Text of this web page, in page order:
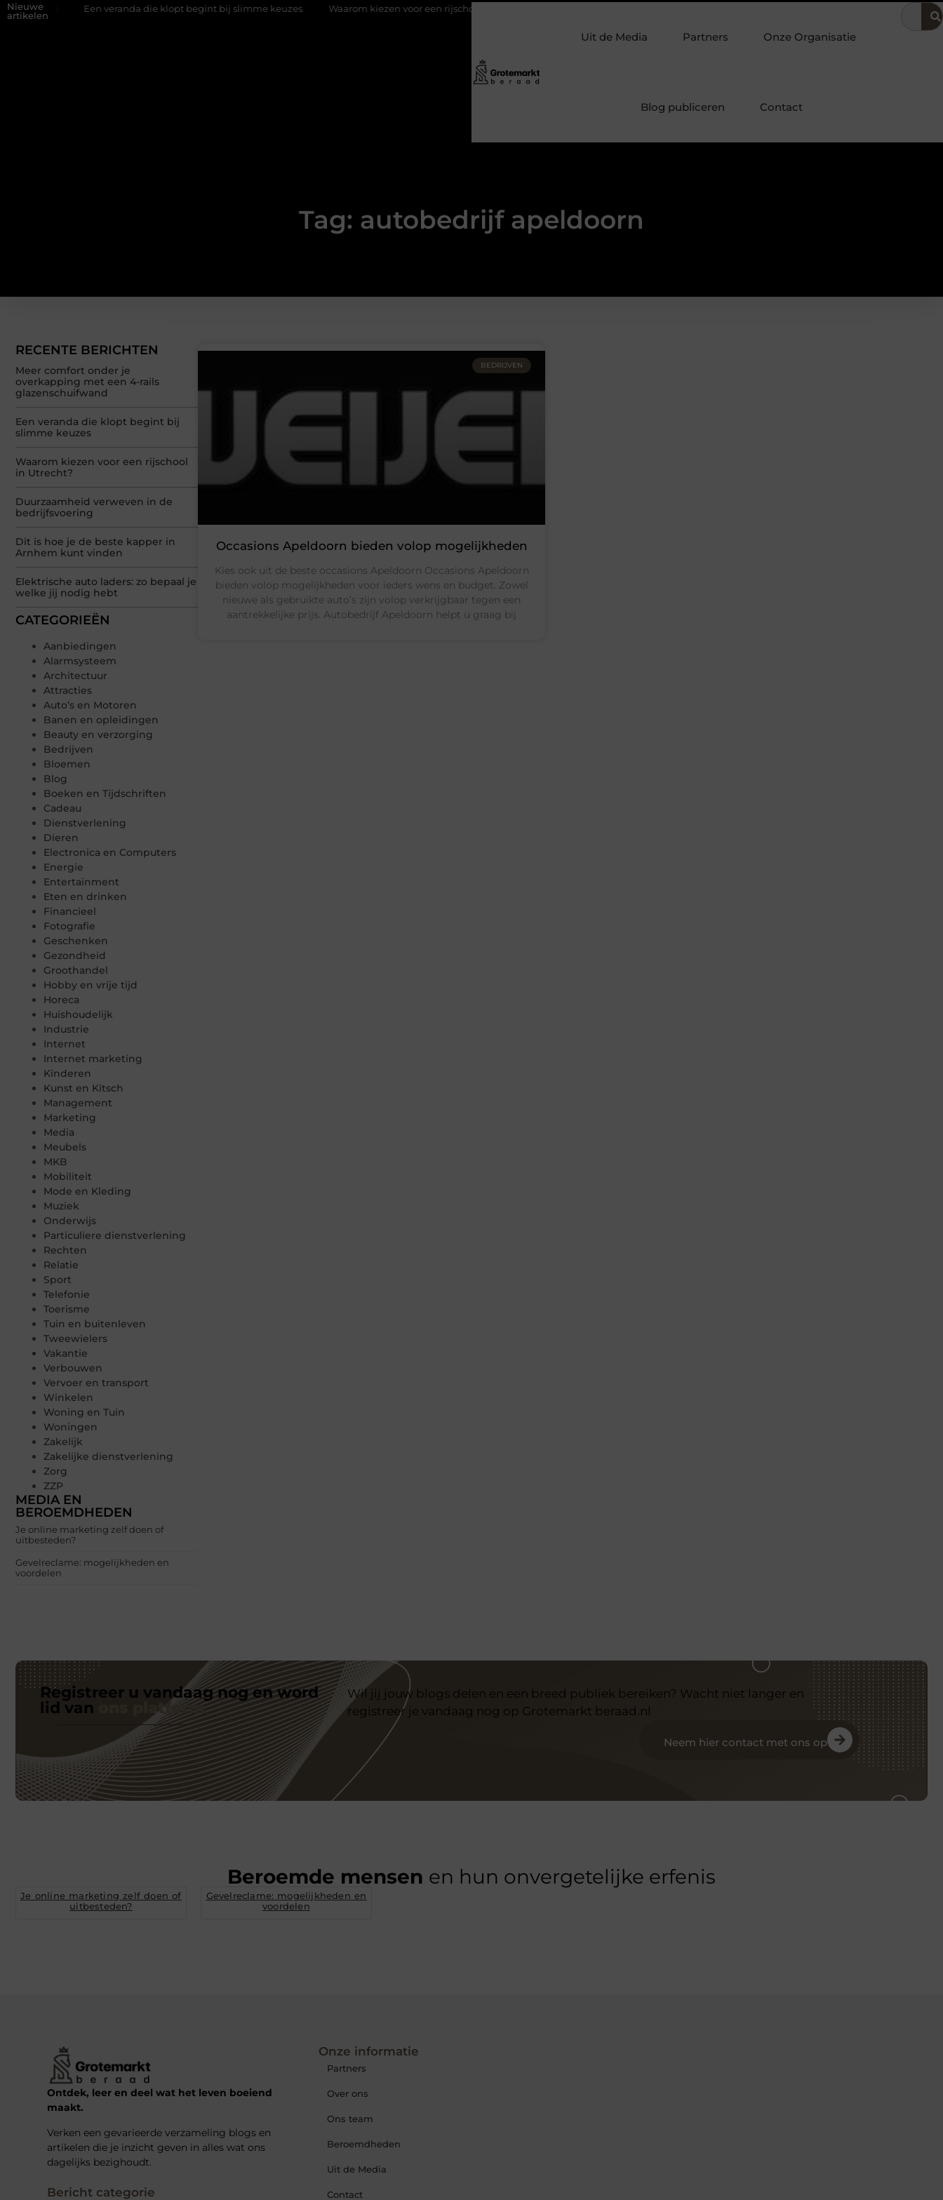
Nieuwe
artikelen
Een veranda die klopt begint bij slimme keuzes Waarom kiezen voor een rijschool in Utrecht? Dit is hoe je de beste kapper in
Uit de Media Partners Onze Organisatie
Blog publiceren Contact
Tag: autobedrijf apeldoorn
RECENTE BERICHTEN
Meer comfort onder je
overkapping met een 4-rails
glazenschuifwand
Een veranda die klopt begint bij
slimme keuzes
Waarom kiezen voor een rijschool
in Utrecht?
Duurzaamheid verweven in de
bedrijfsvoering
Dit is hoe je de beste kapper in
Arnhem kunt vinden
Elektrische auto laders: zo bepaal je
welke jij nodig hebt
CATEGORIEËN
Aanbiedingen
Alarmsysteem
Architectuur
Attracties
Auto’s en Motoren
Banen en opleidingen
Beauty en verzorging
Bedrijven
Bloemen
Blog
Boeken en Tijdschriften
Cadeau
Dienstverlening
Dieren
Electronica en Computers
Energie
Entertainment
Eten en drinken
Financieel
Fotografie
Geschenken
Gezondheid
Groothandel
Hobby en vrije tijd
Horeca
Huishoudelijk
Industrie
Internet
Internet marketing
Kinderen
Kunst en Kitsch
Management
Marketing
Media
Meubels
MKB
Mobiliteit
Mode en Kleding
Muziek
Onderwijs
Particuliere dienstverlening
Rechten
Relatie
Sport
Telefonie
Toerisme
Tuin en buitenleven
Tweewielers
Vakantie
Verbouwen
Vervoer en transport
Winkelen
Woning en Tuin
Woningen
Zakelijk
Zakelijke dienstverlening
Zorg
ZZP
MEDIA EN
BEROEMDHEDEN
Je online marketing zelf doen of
uitbesteden?
Gevelreclame: mogelijkheden en
voordelen
BEDRIJVEN
Occasions Apeldoorn bieden volop mogelijkheden
Kies ook uit de beste occasions Apeldoorn Occasions Apeldoorn
bieden volop mogelijkheden voor ieders wens en budget. Zowel
nieuwe als gebruikte auto’s zijn volop verkrijgbaar tegen een
aantrekkelijke prijs. Autobedrijf Apeldoorn helpt u graag bij
Registreer u vandaag nog en word
lid van
ons platform
Wil jij jouw blogs delen en een breed publiek bereiken? Wacht niet langer en
registreer je vandaag nog op Grotemarkt beraad.nl
Neem hier contact met ons op
Beroemde mensen en hun onvergetelijke erfenis
Je online marketing zelf doen of
uitbesteden?
Gevelreclame: mogelijkheden en
voordelen
Ontdek, leer en deel wat het leven boeiend
maakt.
Verken een gevarieerde verzameling blogs en
artikelen die je inzicht geven in alles wat ons
dagelijks bezighoudt.
Bericht categorie
Onze informatie
Partners
Over ons
Ons team
Beroemdheden
Uit de Media
Contact